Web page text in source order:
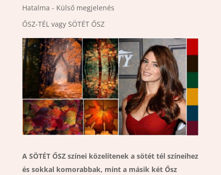
Hatalma - Külső megjelenés
ŐSZ-TÉL vagy SÖTÉT ŐSZ
A SÖTÉT ŐSZ színei közelítenek a sötét tél színeihez
és sokkal komorabbak, mint a másik két Ősz